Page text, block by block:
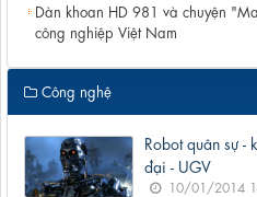
Dàn khoan HD 981 và chuyện
công nghiệp Việt Nam
Công nghệ
Robot quân sự -
đại - UGV
10/01/2014